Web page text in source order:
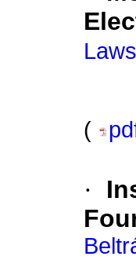
(
·